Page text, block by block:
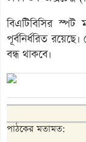
বিএটিবিসির স্পট
পূর্বনির্ধরিত
বন্ধ থাকবে।
পাঠকের মতামত: